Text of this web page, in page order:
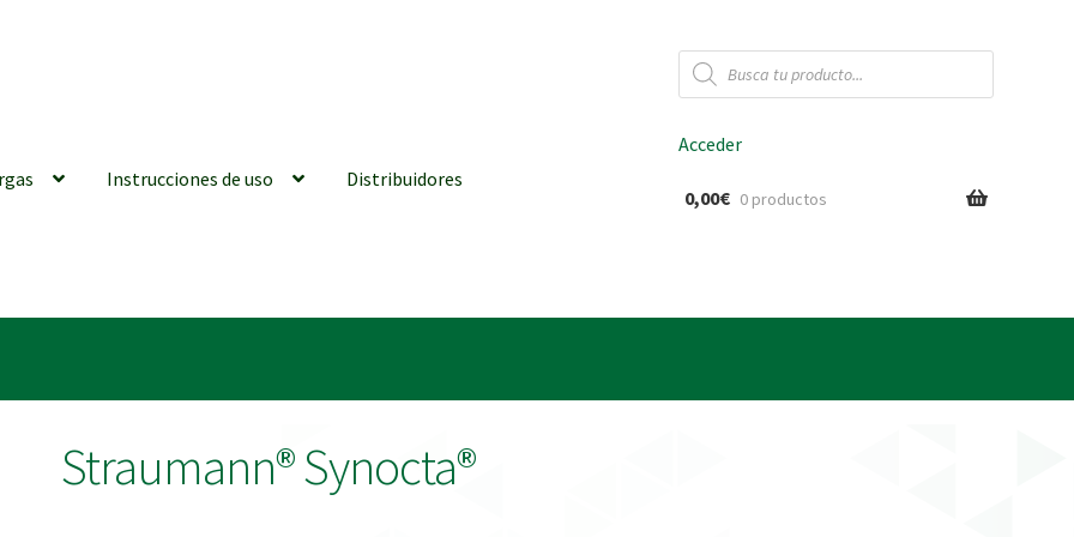
Búsqueda
de
productos
Instrucciones de uso Distribuidores
generales
| Tienda Online!
Acceder
0,00€ 0 productos
Straumann® Synocta®